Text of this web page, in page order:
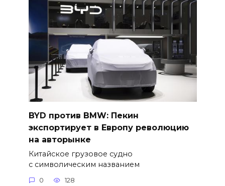
BYD против BMW: Пекин
экспортирует в Европу революцию
на авторынке
Китайское грузовое судно
с символическим названием
0 128